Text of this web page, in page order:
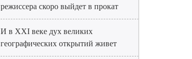
режиссера скоро выйдет в прокат
И в XXI веке дух великих
географических открытий живет